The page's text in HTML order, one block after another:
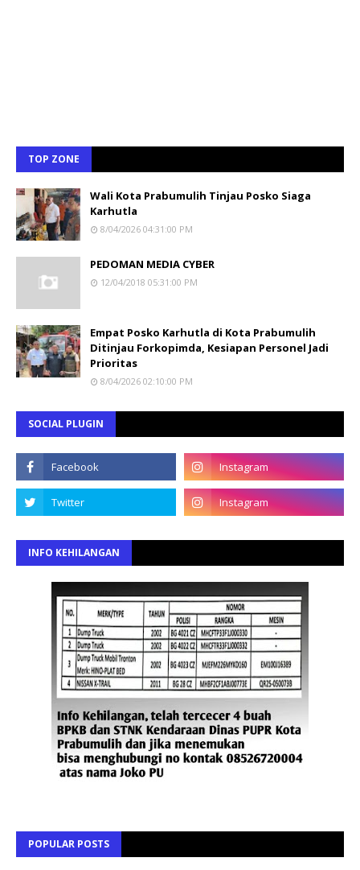
TOP ZONE
Wali Kota Prabumulih Tinjau Posko Siaga
Karhutla
8/04/2026 04:31:00 PM
PEDOMAN MEDIA CYBER
12/04/2018 05:31:00 PM
Empat Posko Karhutla di Kota Prabumulih
Ditinjau Forkopimda, Kesiapan Personel Jadi
Prioritas
8/04/2026 02:10:00 PM
SOCIAL PLUGIN
INFO KEHILANGAN
POPULAR POSTS